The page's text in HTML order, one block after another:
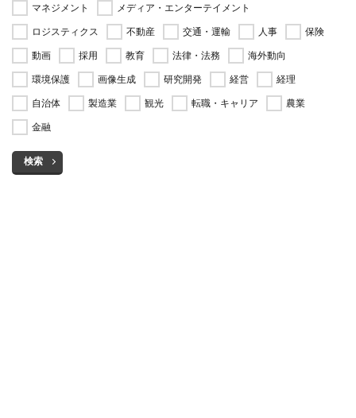
マネジメント
メディア・エンターテイメント
ロジスティクス
不動産 交通・運輸 人事
保険
動画
採用 教育 法律・法務
海外動向
環境保護
画像生成 研究開発 経営
経理
自治体
製造業 観光 転職・キャリア
農業
金融
検索